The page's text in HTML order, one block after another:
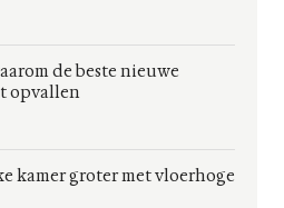
de beste nieuwe
opvallen
kamer groter met vloerhoge